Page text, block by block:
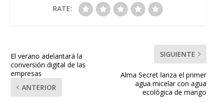
RATE:
El verano adelantará la
conversión digital de las
empresas
ANTERIOR
SIGUIENTE
Alma Secret lanza el primer
agua micelar con agua
ecológica de mango